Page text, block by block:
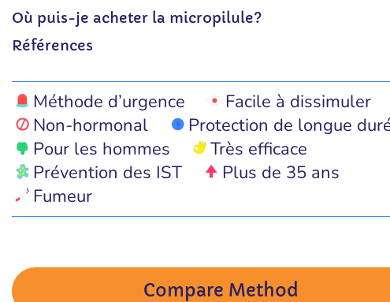
Où puis-je acheter la micropilule?
Références
Méthode d’urgence
Facile à dissimuler
Non-hormonal
Protection de longue
Pour les hommes
Très efficace
Prévention des IST
Plus de 35 ans
Fumeur
Compare Method